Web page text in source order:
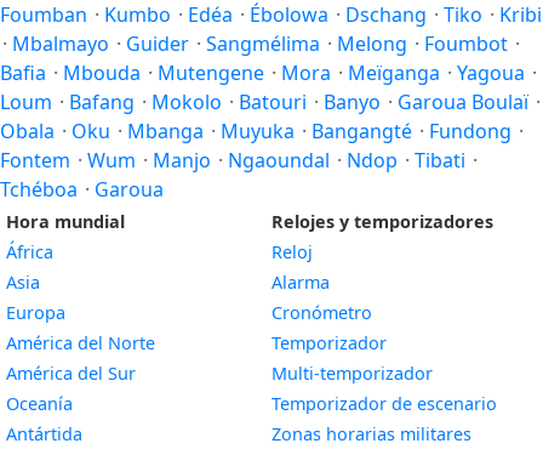
Foumban · Kumbo · Edéa · Ébolowa · Dschang · Tiko · Kribi
· Mbalmayo · Guider · Sangmélima · Melong · Foumbot ·
Bafia · Mbouda · Mutengene · Mora · Meïganga · Yagoua ·
Loum · Bafang · Mokolo · Batouri · Banyo · Garoua Boulaï ·
Obala · Oku · Mbanga · Muyuka · Bangangté · Fundong ·
Fontem · Wum · Manjo · Ngaoundal · Ndop · Tibati ·
Tchéboa · Garoua
Hora mundial
África
Asia
Europa
América del Norte
América del Sur
Oceanía
Antártida
Relojes y temporizadores
Reloj
Alarma
Cronómetro
Temporizador
Multi-temporizador
Temporizador de escenario
Zonas horarias militares